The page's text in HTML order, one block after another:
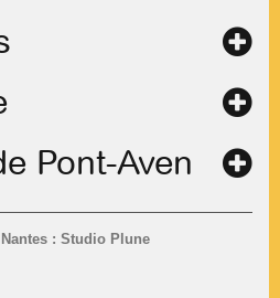
: Studio Plune
Pont-Aven